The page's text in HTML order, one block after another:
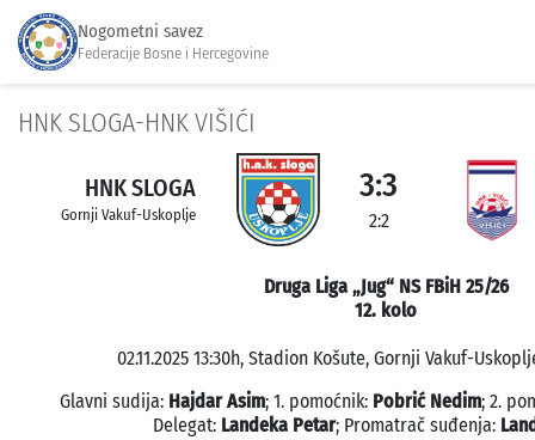
Nogometni savez
Federacije Bosne i Hercegovine
HNK SLOGA-HNK VIŠIĆI
HNK SLOGA
Gornji Vakuf-Uskoplje
3:3
2:2
Druga Liga „Jug“ NS FBiH 25/26
12. kolo
02.11.2025 13:30h, Stadion Košute, Gornji Vakuf-
Glavni sudija: Hajdar Asim; 1. pomoćnik: Pobrić Nedim; 2.
Delegat: Landeka Petar; Promatrač suđenja: